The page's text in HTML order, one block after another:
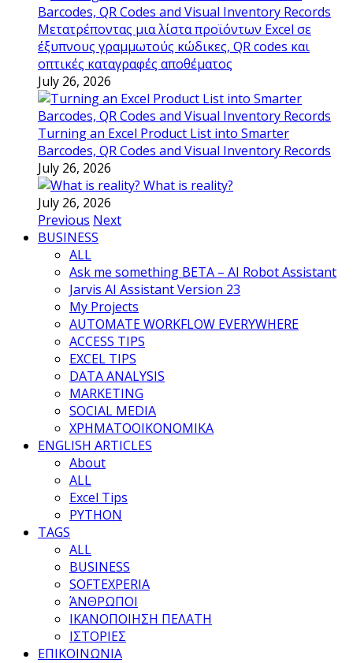
Μετατρέποντας μια λίστα προϊόντων Excel σε
έξυπνους γραμμωτούς κώδικες, QR codes και
οπτικές καταγραφές αποθέματος
July 26, 2026
Turning an Excel Product List into Smarter
Barcodes, QR Codes and Visual Inventory Records
July 26, 2026
What is reality?
July 26, 2026
Previous Next
BUSINESS
ALL
Ask me something BETA – AI Robot Assistant
Jarvis AI Assistant Version 23
My Projects
AUTOMATE WORKFLOW EVERYWHERE
ACCESS TIPS
EXCEL TIPS
DATA ANALYSIS
MARKETING
SOCIAL MEDIA
ΧΡΗΜΑΤΟΟΙΚΟΝΟΜΙΚΑ
ENGLISH ARTICLES
About
ALL
Excel Tips
PYTHON
TAGS
ALL
BUSINESS
SOFTEXPERIA
ΆΝΘΡΩΠΟΙ
ΙΚΑΝΟΠΟΙΗΣΗ ΠΕΛΑΤΗ
ΙΣΤΟΡΙΕΣ
ΕΠΙΚΟΙΝΩΝΙΑ